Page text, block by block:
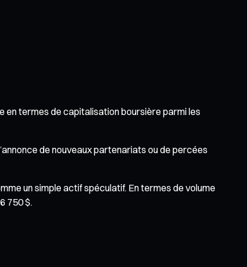
en termes de capitalisation boursière parmi les
de nouveaux partenariats ou de percées
un simple actif spéculatif. En termes de volume
750 $.